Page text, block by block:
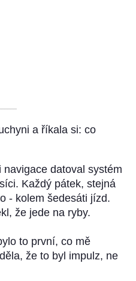
a říkala si: co
datoval systém
Každý pátek, stejná
- kolem šedesáti jízd.
že jede na ryby.
to první, co mě
že to byl impulz, ne